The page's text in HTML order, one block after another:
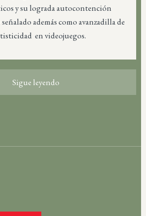
y su lograda autocontención
además como avanzadilla de
en videojuegos.
Sigue leyendo